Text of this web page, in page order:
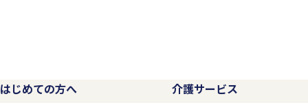
はじめての方へ
介護サービス